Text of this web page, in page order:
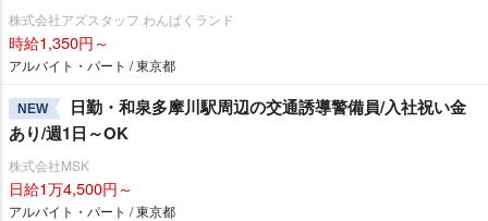
株式会社アズスタッフ わんぱくランド
時給1,350円～
アルバイト・パート / 東京都
NEW
日勤・和泉多摩川駅周辺の交通誘導警備員/入社祝い金
あり/週1日～OK
株式会社MSK
日給1万4,500円～
アルバイト・パート / 東京都